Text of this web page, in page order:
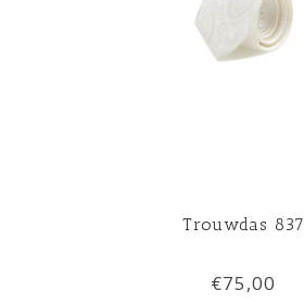
Trouwdas 837
€75,00